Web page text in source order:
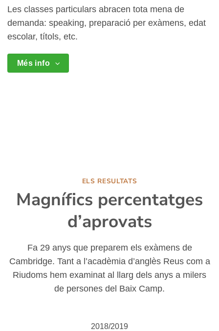
Les classes particulars abracen tota mena de
demanda: speaking, preparació per exàmens, edat
escolar, títols, etc.
Més info
ELS RESULTATS
Magnífics percentatges
d’aprovats
Fa 29 anys que preparem els exàmens de
Cambridge. Tant a l’acadèmia d’anglès Reus com a
Riudoms hem examinat al llarg dels anys a milers
de persones del Baix Camp.
2018/2019